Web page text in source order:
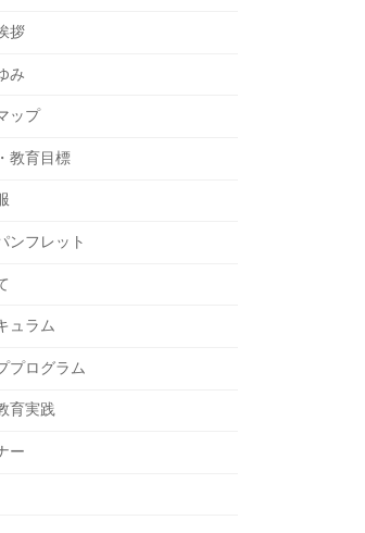
拶
み
ップ
教育目標
ンフレット
ュラム
プログラム
育実践
ー